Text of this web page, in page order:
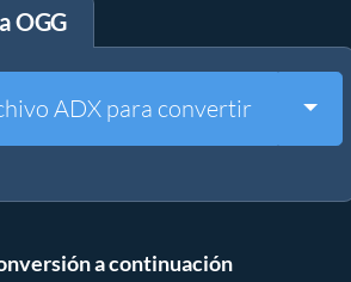
OGG
ADX para convertir
a continuación